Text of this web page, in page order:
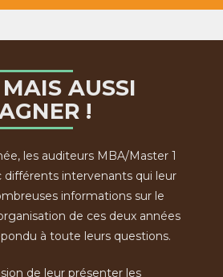
AUSSI
!
les auditeurs MBA/Master 1
différents intervenants qui leur
informations sur le
de ces deux années
à toute leurs questions.
de leur présenter les